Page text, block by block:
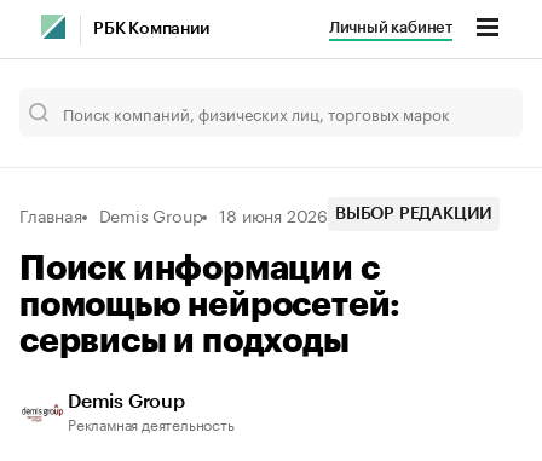
РБК Компании Личный кабинет
Главная Demis Group 18 июня 2026 ВЫБОР РЕДАКЦИИ
Поиск информации с
помощью нейросетей:
сервисы и подходы
Demis Group
Рекламная деятельность